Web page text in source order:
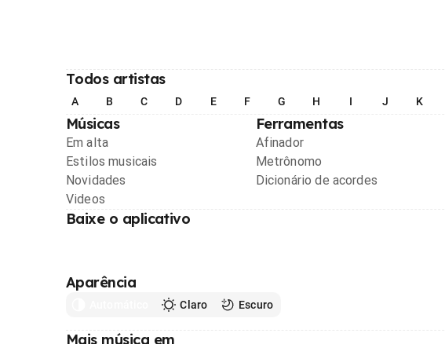
Todos artistas
A B C D E F G H I J K
Músicas
Em alta
Estilos musicais
Novidades
Videos
Ferramentas
Afinador
Metrônomo
Dicionário de acordes
Baixe o aplicativo
Aparência
Claro Escuro
Mais música em